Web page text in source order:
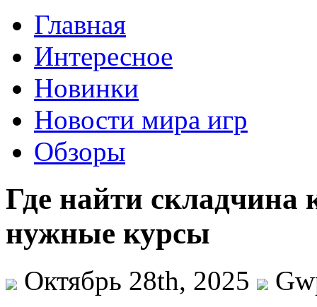
Главная
Интересное
Новинки
Новости мира игр
Обзоры
Где найти складчина
нужные курсы
Октябрь 28th, 2025